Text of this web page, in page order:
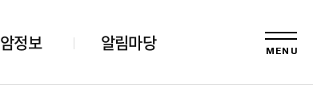
암정보 알림마당 MENU